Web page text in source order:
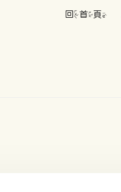
回首頁